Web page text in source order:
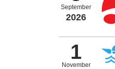
September
2026
1
November